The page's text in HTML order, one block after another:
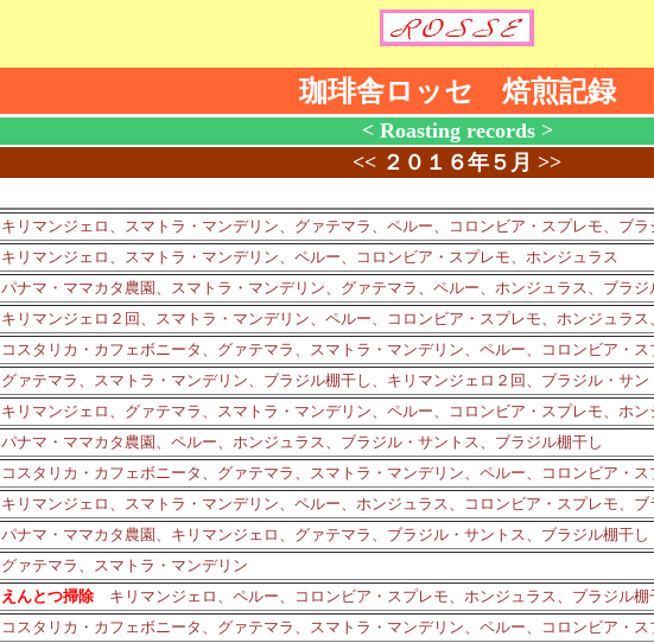
珈琲舎ロッセ 焙煎記録
< Roasting records >
<< ２０１６年５月 >>
キリマンジェロ、スマトラ・マンデリン、グァテマラ、ペルー、コロンビア・スプレモ、ブ
キリマンジェロ、スマトラ・マンデリン、ペルー、コロンビア・スプレモ、ホンジュラス
パナマ・ママカタ農園、スマトラ・マンデリン、グァテマラ、ペルー、ホンジュラス、ブラ
キリマンジェロ２回、スマトラ・マンデリン、ペルー、コロンビア・スプレモ、ホンジュラス
コスタリカ・カフェボニータ、グァテマラ、スマトラ・マンデリン、ペルー、コロンビア・
グァテマラ、スマトラ・マンデリン、ブラジル棚干し、キリマンジェロ２回、ブラジル・サン
キリマンジェロ、グァテマラ、スマトラ・マンデリン、ペルー、コロンビア・スプレモ、ホン
パナマ・ママカタ農園、ペルー、ホンジュラス、ブラジル・サントス、ブラジル棚干し
コスタリカ・カフェボニータ、グァテマラ、スマトラ・マンデリン、ペルー、コロンビア・
キリマンジェロ、スマトラ・マンデリン、ペルー、ホンジュラス、コロンビア・スプレモ、ブ
パナマ・ママカタ農園、キリマンジェロ、グァテマラ、ブラジル・サントス、ブラジル棚干し
グァテマラ、スマトラ・マンデリン
えんとつ掃除
キリマンジェロ、ペルー、コロンビア・スプレモ、ホンジュラス、ブラジル棚
コスタリカ・カフェボニータ、グァテマラ、スマトラ・マンデリン、ペルー、コロンビア・